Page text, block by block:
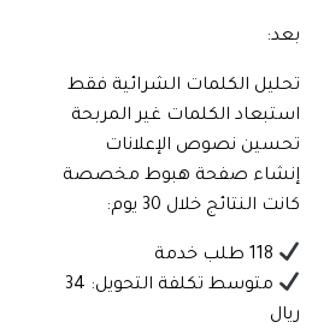
بعد:
تحليل الكلمات الشرائية فقط
استبعاد الكلمات غير المربحة
تحسين نصوص الإعلانات
إنشاء صفحة هبوط مخصصة
كانت النتائج خلال 30 يوم:
متوسط تكلفة التحويل: 34
ريال